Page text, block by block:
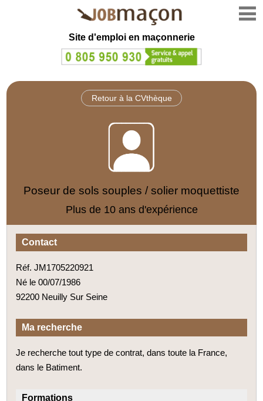
Site d'emploi en maçonnerie
Retour à la CVthèque
Poseur de sols souples / solier moquettiste
Plus de 10 ans d'expérience
Contact
Réf. JM1705220921
Né le 00/07/1986
92200 Neuilly Sur Seine
Ma recherche
Je recherche tout type de contrat, dans toute la France,
dans le Batiment.
Formations